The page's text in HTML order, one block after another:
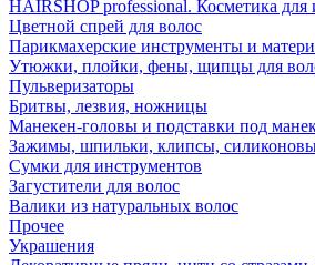
HAIRSHOP professional. Косметика для
Цветной спрей для волос
Парикмахерские инструменты и
Утюжки, плойки, фены, щипцы для
Пульверизаторы
Бритвы, лезвия, ножницы
Манекен-головы и подставки под
Зажимы, шпильки, клипсы,
Сумки для инструментов
Загустители для волос
Валики из натуральных волос
Прочее
Украшения